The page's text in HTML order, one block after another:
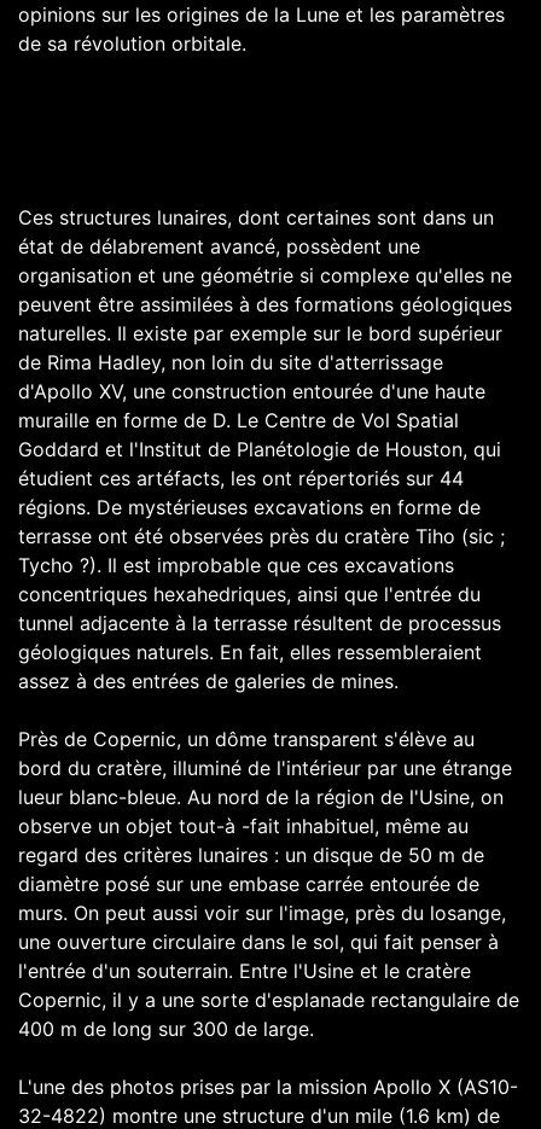
opinions sur les origines de la Lune et les paramètres
de sa révolution orbitale.
Ces structures lunaires, dont certaines sont dans un
état de délabrement avancé, possèdent une
organisation et une géométrie si complexe qu'elles ne
peuvent être assimilées à des formations géologiques
naturelles. Il existe par exemple sur le bord supérieur
de Rima Hadley, non loin du site d'atterrissage
d'Apollo XV, une construction entourée d'une haute
muraille en forme de D. Le Centre de Vol Spatial
Goddard et l'Institut de Planétologie de Houston, qui
étudient ces artéfacts, les ont répertoriés sur 44
régions. De mystérieuses excavations en forme de
terrasse ont été observées près du cratère Tiho (sic ;
Tycho ?). Il est improbable que ces excavations
concentriques hexahedriques, ainsi que l'entrée du
tunnel adjacente à la terrasse résultent de processus
géologiques naturels. En fait, elles ressembleraient
assez à des entrées de galeries de mines.
Près de Copernic, un dôme transparent s'élève au
bord du cratère, illuminé de l'intérieur par une étrange
lueur blanc-bleue. Au nord de la région de l'Usine, on
observe un objet tout-à -fait inhabituel, même au
regard des critères lunaires : un disque de 50 m de
diamètre posé sur une embase carrée entourée de
murs. On peut aussi voir sur l'image, près du losange,
une ouverture circulaire dans le sol, qui fait penser à
l'entrée d'un souterrain. Entre l'Usine et le cratère
Copernic, il y a une sorte d'esplanade rectangulaire de
400 m de long sur 300 de large.
L'une des photos prises par la mission Apollo X (AS10-
32-4822) montre une structure d'un mile (1.6 km) de